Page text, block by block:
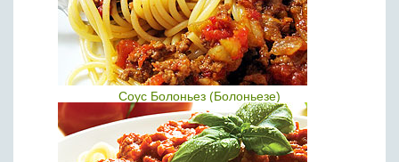
Соус Болоньез (Болоньезе)